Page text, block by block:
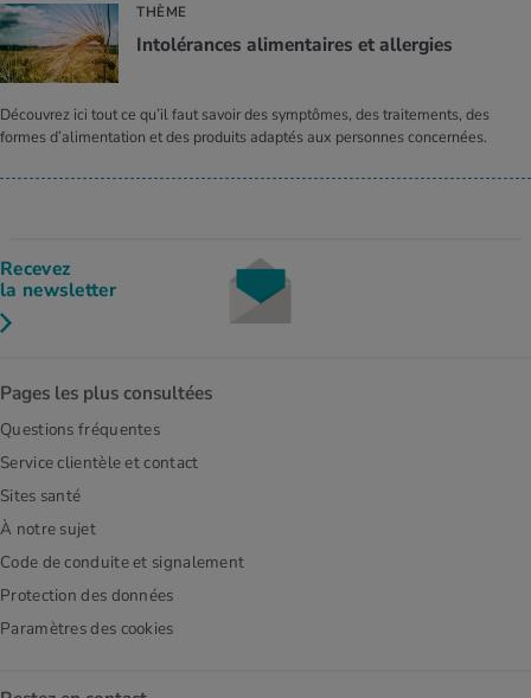
THÈME
Intolérances alimentaires et allergies
Découvrez ici tout ce qu’il faut savoir des symptômes, des traitements, des
formes d’alimentation et des produits adaptés aux personnes concernées.
Recevez
la newsletter
Pages les plus consultées
Questions fréquentes
Service clientèle et contact
Sites santé
À notre sujet
Code de conduite et signalement
Protection des données
Paramètres des cookies